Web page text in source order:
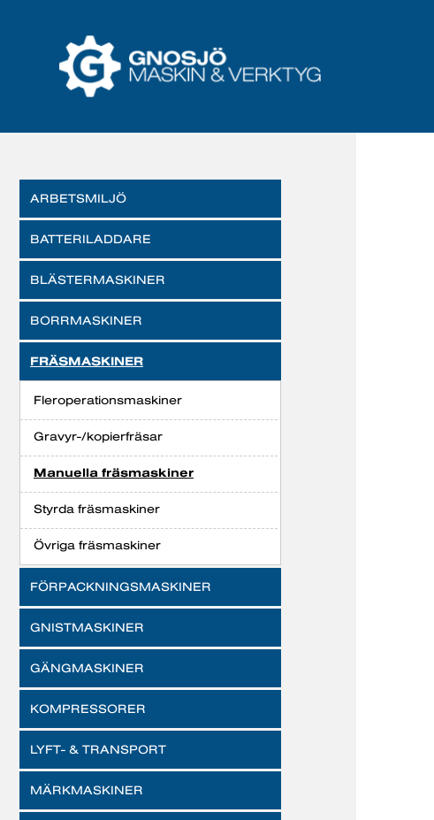
ARBETSMILJÖ
BATTERILADDARE
BLÄSTERMASKINER
BORRMASKINER
FRÄSMASKINER
Fleroperationsmaskiner
Gravyr-/kopierfräsar
Manuella fräsmaskiner
Styrda fräsmaskiner
Övriga fräsmaskiner
FÖRPACKNINGSMASKINER
GNISTMASKINER
GÄNGMASKINER
KOMPRESSORER
LYFT- & TRANSPORT
MÄRKMASKINER